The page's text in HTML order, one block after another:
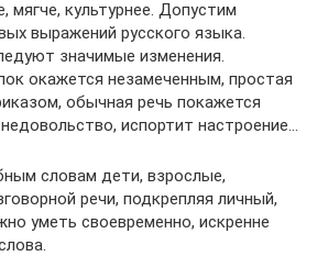
мягче, культурнее. Допустим
выражений русского языка.
значимые изменения.
окажется незамеченным, простая
обычная речь покажется
испортит настроение…
словам дети, взрослые,
речи, подкрепляя личный,
уметь своевременно, искренне